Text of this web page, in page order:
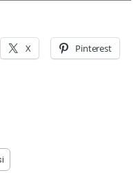
X Pinterest